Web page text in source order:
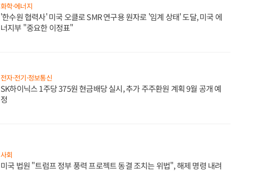
화학·에너지
'한수원 협력사' 미국 오클로 SMR 연구용 원자로 '임계 상태' 도달, 미국 에
너지부 "중요한 이정표"
전자·전기·정보통신
SK하이닉스 1주당 375원 현금배당 실시, 추가 주주환원 계획 9월 공개 예
정
사회
미국 법원 "트럼프 정부 풍력 프로젝트 동결 조치는 위법", 해제 명령 내려